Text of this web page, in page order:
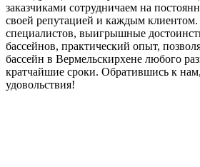
заказчиками сотрудничаем на
своей репутацией и каждым
специалистов, выигрышные
бассейнов, практический опыт,
бассейн в Вермельскирхене любого
кратчайшие сроки. Обратившись к
удовольствия!